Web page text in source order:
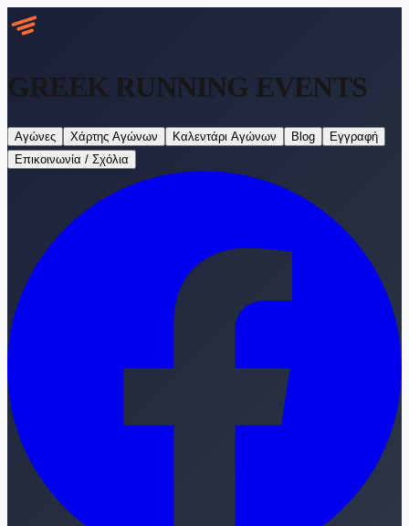
GREEK RUNNING EVENTS
Αγώνες Χάρτης Αγώνων Καλεντάρι Αγώνων Blog
Εγγραφή
Επικοινωνία / Σχόλια